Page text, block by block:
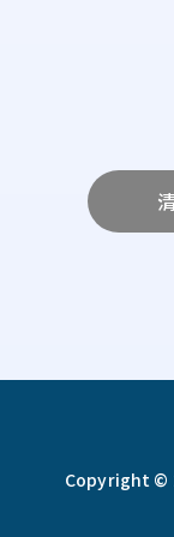
Copyright ©